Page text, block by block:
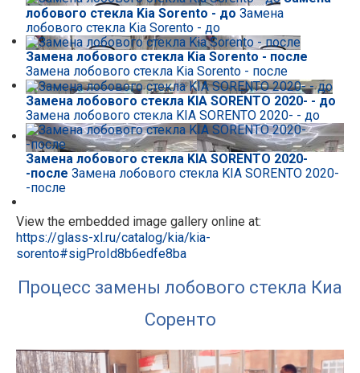
лобового стекла Kia Sorento - до Замена
лобового стекла Kia Sorento - до
Замена лобового стекла Kia Sorento - после
Замена лобового стекла Kia Sorento - после
Замена лобового стекла KIA SORENTO 2020- - до
Замена лобового стекла KIA SORENTO 2020- - до
Замена лобового стекла KIA SORENTO 2020-
-после Замена лобового стекла KIA SORENTO 2020-
-после
View the embedded image gallery online at:
https://glass-xl.ru/catalog/kia/kia-
sorento#sigProId8b6edfe8ba
Процесс замены лобового стекла Киа
Соренто